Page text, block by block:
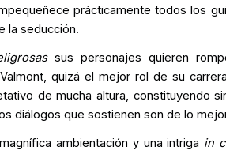
prácticamente todos los
la seducción.
sus personajes quieren
quizá el mejor rol de su
de mucha altura, constituyendo
diálogos que sostienen son de lo
ambientación y una intriga in